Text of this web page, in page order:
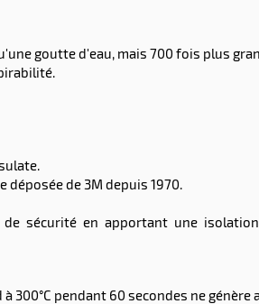
goutte d'eau, mais 700 fois plus
de 3M depuis 1970.
sécurité en apportant une
300°C pendant 60 secondes ne génère